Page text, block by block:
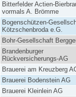
Bitterfelder Actien-
vormals A. Brömme
Bogenschützen-
Kötzschenbroda e.G.
Bohr-Gesellschaft
Brandenburger
Rückversicherungs-AG
Brauerei am Kreuzberg
Brauerei Bodenstein AG
Brauerei Kleinlein AG